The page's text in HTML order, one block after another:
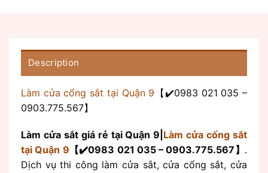
Description
Làm cửa cổng sắt tại Quận 9 【✔️0983 021 035 –
0903.775.567】
Làm cửa sắt giá rẻ tại Quận 9| Làm cửa cổng sắt
tại Quận 9 【✔️0983 021 035 – 0903.775.567】 .
Dịch vụ thi công làm cửa sắt, cửa cổng sắt, cửa